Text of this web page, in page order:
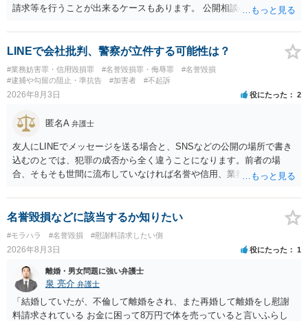
請求等を行うことが出来るケースもあります。 公開相談の場では回答
に個別に相談されると良いでしょう。
LINEで会社批判、警察が立件する可能性は？
#業務妨害罪・信用毀損罪 #名誉毀損罪・侮辱罪
#名誉毀損
#逮捕や勾留の阻止・準抗告
#加害者 #不起訴
2026年8月3日 役にたった 2
匿名A 弁護士
友人にLINEでメッセージを送る場合と、SNSなどの公開の場所で書き
込むのとでは、犯罪の成否から全く違うことになります。前者の場
合、そもそも世間に流布していなければ名誉や信用、業務にかかる犯
名誉毀損などに該当するか知りたい
#モラハラ #名誉毀損 #慰謝料請求したい側
2026年8月3日 役にたった 1
離婚・男女問題に強い弁護士
泉 亮介 弁護士
「結婚していたが、不倫して離婚をされ、また再婚して離婚をし慰謝
料請求されている お金に困って8万円で体を売っていると言いふらし